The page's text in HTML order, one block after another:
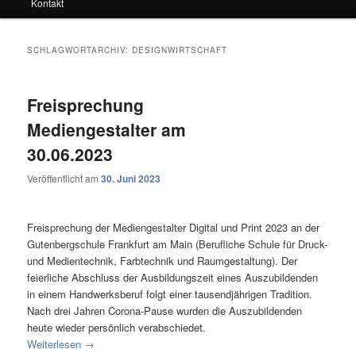
SCHLAGWORTARCHIV: DESIGNWIRTSCHAFT
Freisprechung
Mediengestalter am
30.06.2023
Veröffentlicht am30. Juni 2023
Freisprechung der Mediengestalter Digital und Print 2023 an der
Gutenbergschule Frankfurt am Main (Berufliche Schule für Druck-
und Medientechnik, Farbtechnik und Raumgestaltung). Der
feierliche Abschluss der Ausbildungszeit eines Auszubildenden
in einem Handwerksberuf folgt einer tausendjährigen Tradition.
Nach drei Jahren Corona-Pause wurden die Auszubildenden
heute wieder persönlich verabschiedet.
Weiterlesen →